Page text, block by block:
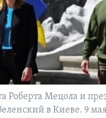
Роберта Мецола и
в Киеве. 9 мая